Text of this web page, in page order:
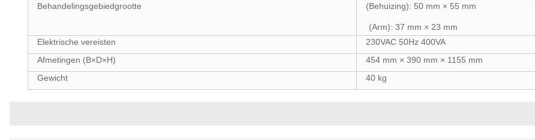
Behandelingsgebiedgrootte
(Behuizing): 50 mm × 55 mm
(Arm): 37 mm × 23 mm
Elektrische vereisten
230VAC 50Hz 400VA
Afmetingen (B×D×H)
454 mm × 390 mm × 1155 mm
Gewicht
40 kg